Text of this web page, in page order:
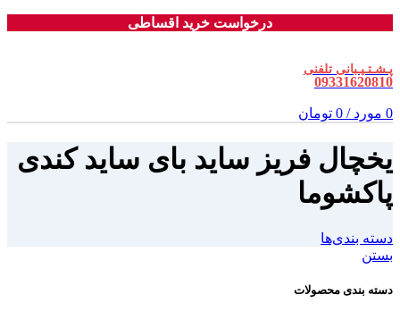
درخواست خرید اقساطی
پـشـتـیـبانی تلفنی
09331620810
0 مورد /
0 تومان
یخچال فریز ساید بای ساید کندی
پاکشوما
دسته بندی‌ها
بستن
دسته بندی محصولات